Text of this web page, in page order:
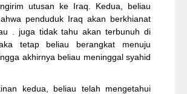
utusan ke Iraq. Kedua, beliau
penduduk Iraq akan berkhianat
. juga tidak tahu akan terbunuh di
tetap beliau berangkat menuju
akhirnya beliau meninggal syahid
kedua, beliau telah mengetahui